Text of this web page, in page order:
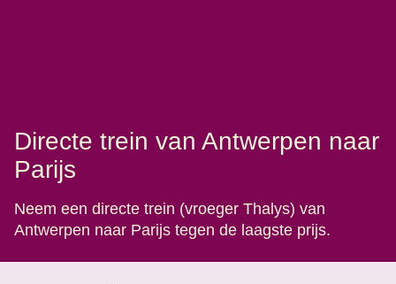
Directe trein van Antwerpen naar
Parijs
Neem een directe trein (vroeger Thalys) van
Antwerpen naar Parijs tegen de laagste prijs.